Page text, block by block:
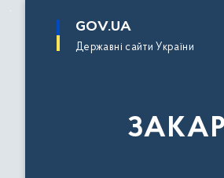
основного
GOV.UA
Державні сайти України